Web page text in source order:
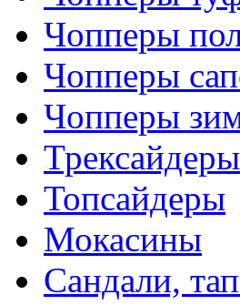
Чопперы
Чопперы
Чопперы
Трексайдеры
Топсайдеры
Мокасины
Сандали,